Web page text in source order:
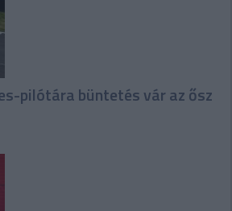
pilótára büntetés vár az ősz